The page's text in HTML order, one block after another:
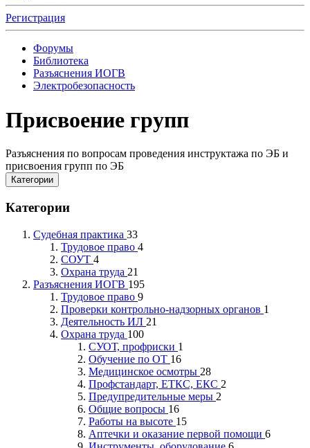
Регистрация
Форумы
Библиотека
Разъяснения ИОГВ
Электробезопасность
Присвоение групп
Разъяснения по вопросам проведения инструктажа по ЭБ и
присвоения групп по ЭБ
Категории
Категории
Судебная практика 33
Трудовое право 4
СОУТ 4
Охрана труда 21
Разъяснения ИОГВ 195
Трудовое право 9
Проверки контрольно-надзорных органов 1
Деятельность ИЛ 21
Охрана труда 100
СУОТ, профриски 1
Обучение по ОТ 16
Медицинское осмотры 28
Профстандарт, ЕТКС, ЕКС 2
Предупредительные меры 2
Общие вопросы 16
Работы на высоте 15
Аптечки и оказание первой помощи 6